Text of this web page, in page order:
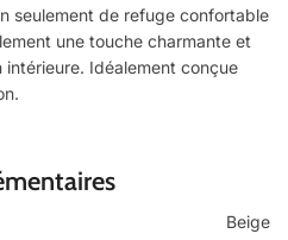
seulement de refuge confortable
une touche charmante et
Idéalement conçue
Beige